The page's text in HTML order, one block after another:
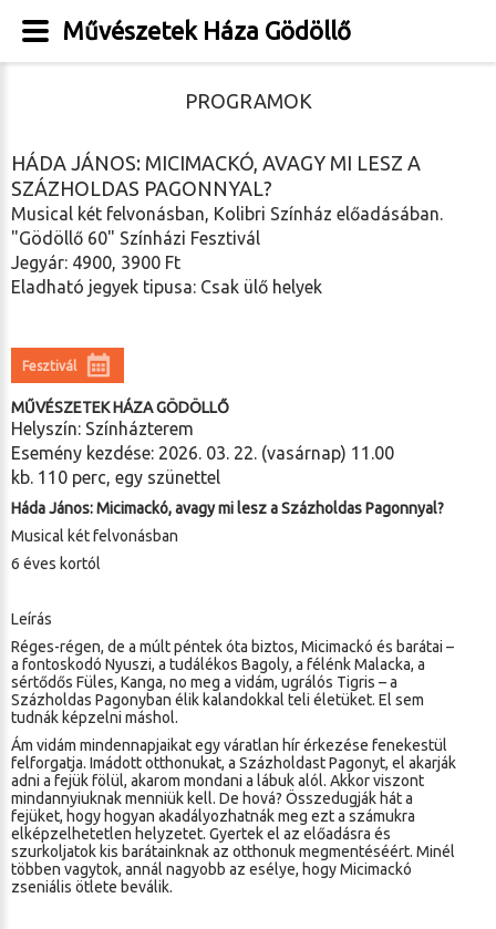
PROGRAMOK
HÁDA JÁNOS: MICIMACKÓ, AVAGY MI LESZ A
SZÁZHOLDAS PAGONNYAL?
Musical két felvonásban, Kolibri Színház előadásában.
"Gödöllő 60" Színházi Fesztivál
Jegyár: 4900, 3900 Ft
Eladható jegyek tipusa: Csak ülő helyek
Fesztivál
MŰVÉSZETEK HÁZA GÖDÖLLŐ
Helyszín: Színházterem
Esemény kezdése: 2026. 03. 22. (vasárnap) 11.00
kb. 110 perc, egy szünettel
Háda János: Micimackó, avagy mi lesz a Százholdas Pagonnyal?
Musical két felvonásban
6 éves kortól
Leírás
Réges-régen, de a múlt péntek óta biztos, Micimackó és barátai –
a fontoskodó Nyuszi, a tudálékos Bagoly, a félénk Malacka, a
sértődős Füles, Kanga, no meg a vidám, ugrálós Tigris – a
Százholdas Pagonyban élik kalandokkal teli életüket. El sem
tudnák képzelni máshol.
Ám vidám mindennapjaikat egy váratlan hír érkezése fenekestül
felforgatja. Imádott otthonukat, a Százholdast Pagonyt, el akarják
adni a fejük fölül, akarom mondani a lábuk alól. Akkor viszont
mindannyiuknak menniük kell. De hová? Összedugják hát a
fejüket, hogy hogyan akadályozhatnák meg ezt a számukra
elképzelhetetlen helyzetet. Gyertek el az előadásra és
szurkoljatok kis barátainknak az otthonuk megmentéséért. Minél
többen vagytok, annál nagyobb az esélye, hogy Micimackó
zseniális ötlete beválik.
Művészetek Háza Gödöllő